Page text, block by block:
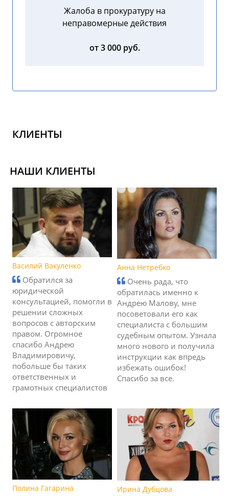
Жалоба в прокуратуру на
неправомерные действия
от 3 000 руб.
КЛИЕНТЫ
НАШИ КЛИЕНТЫ
Василий Вакуленко
Обратился за
юридической
консультацией, помогли в
решении сложных
вопросов с авторским
правом. Огромное
спасибо Андрею
Владимировичу,
побольше бы таких
ответственных и
грамотных специалистов
Анна Нетребко
Очень рада, что
обратилась именно к
Андрею Малову, мне
посоветовали его как
специалиста с большим
судебным опытом. Узнала
много нового и получила
инструкции как впредь
избежать ошибок!
Спасибо за все.
Полина Гагарина Ирина Дубцова